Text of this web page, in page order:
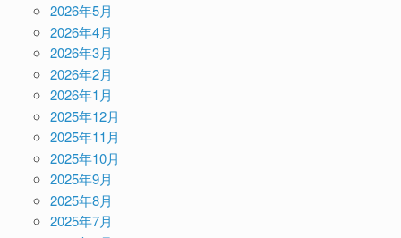
2026年5月
2026年4月
2026年3月
2026年2月
2026年1月
2025年12月
2025年11月
2025年10月
2025年9月
2025年8月
2025年7月